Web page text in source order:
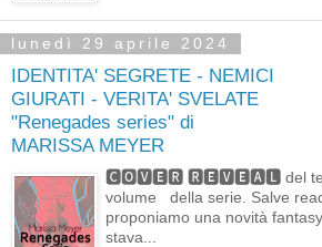
lunedì 29 aprile 2024
IDENTITA' SEGRETE - NEMICI
GIURATI - VERITA' SVELATE
"Renegades series" di
MARISSA MEYER
🅲🅾🆅🅴🆁 🆁🅴🆅🅴🅰🅻 del
volume della serie. Salve
proponiamo una novità
stava...